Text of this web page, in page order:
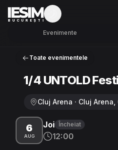
BUCUREȘTI Mod întunecat
Evenimente
Toate evenimentele
1/4 UNTOLD
Cluj Arena · Cluj
6
AUG
Joi Încheiat
12:00